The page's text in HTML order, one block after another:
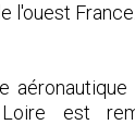
l'ouest France.
est